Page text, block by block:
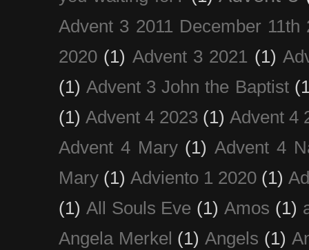
Advent 3 2011 December 11th
2020 (1) Advent 3 2021 (1)
(1) Advent 3 John the Baptist
(1) Advent 4 2023 (1) Advent 4
Advent 4 Mary (1) Advent 4
Mary (1) Adviento 1 2020 (1)
(1) All Souls Eve (1) Amos (1)
Angela Merkel (1) Angels (1)